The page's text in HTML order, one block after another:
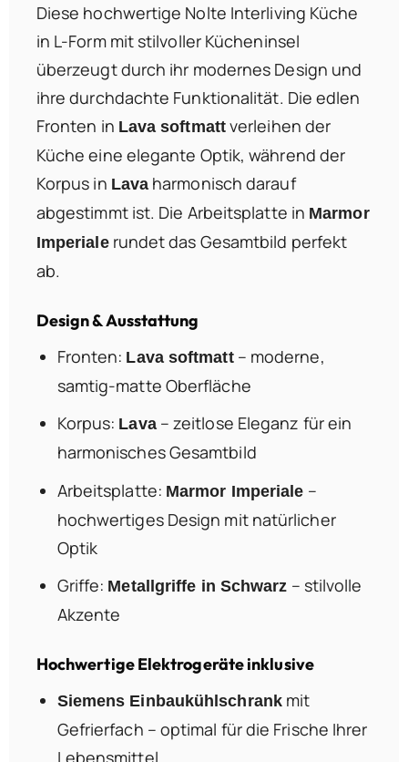
Diese hochwertige Nolte Interliving Küche
in L-Form mit stilvoller Kücheninsel
überzeugt durch ihr modernes Design und
ihre durchdachte Funktionalität. Die edlen
Fronten in Lava softmattverleihen der
Küche eine elegante Optik, während der
Korpus in Lava harmonisch darauf
abgestimmt ist. Die Arbeitsplatte in Marmor
Imperialerundet das Gesamtbild perfekt
ab.
Design & Ausstattung
Fronten: Lava softmatt– moderne,
samtig-matte Oberfläche
Korpus: Lava– zeitlose Eleganz für ein
harmonisches Gesamtbild
Arbeitsplatte: Marmor Imperiale –
hochwertiges Design mit natürlicher
Optik
Griffe: Metallgriffe in Schwarz – stilvolle
Akzente
Hochwertige Elektrogeräte inklusive
Siemens Einbaukühlschrankmit
Gefrierfach – optimal für die Frische Ihrer
Lebensmittel